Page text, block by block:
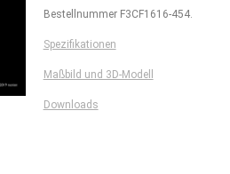
Bestellnummer F3CF1616-454.
Spezifikationen
Maßbild und 3D-Modell
Downloads